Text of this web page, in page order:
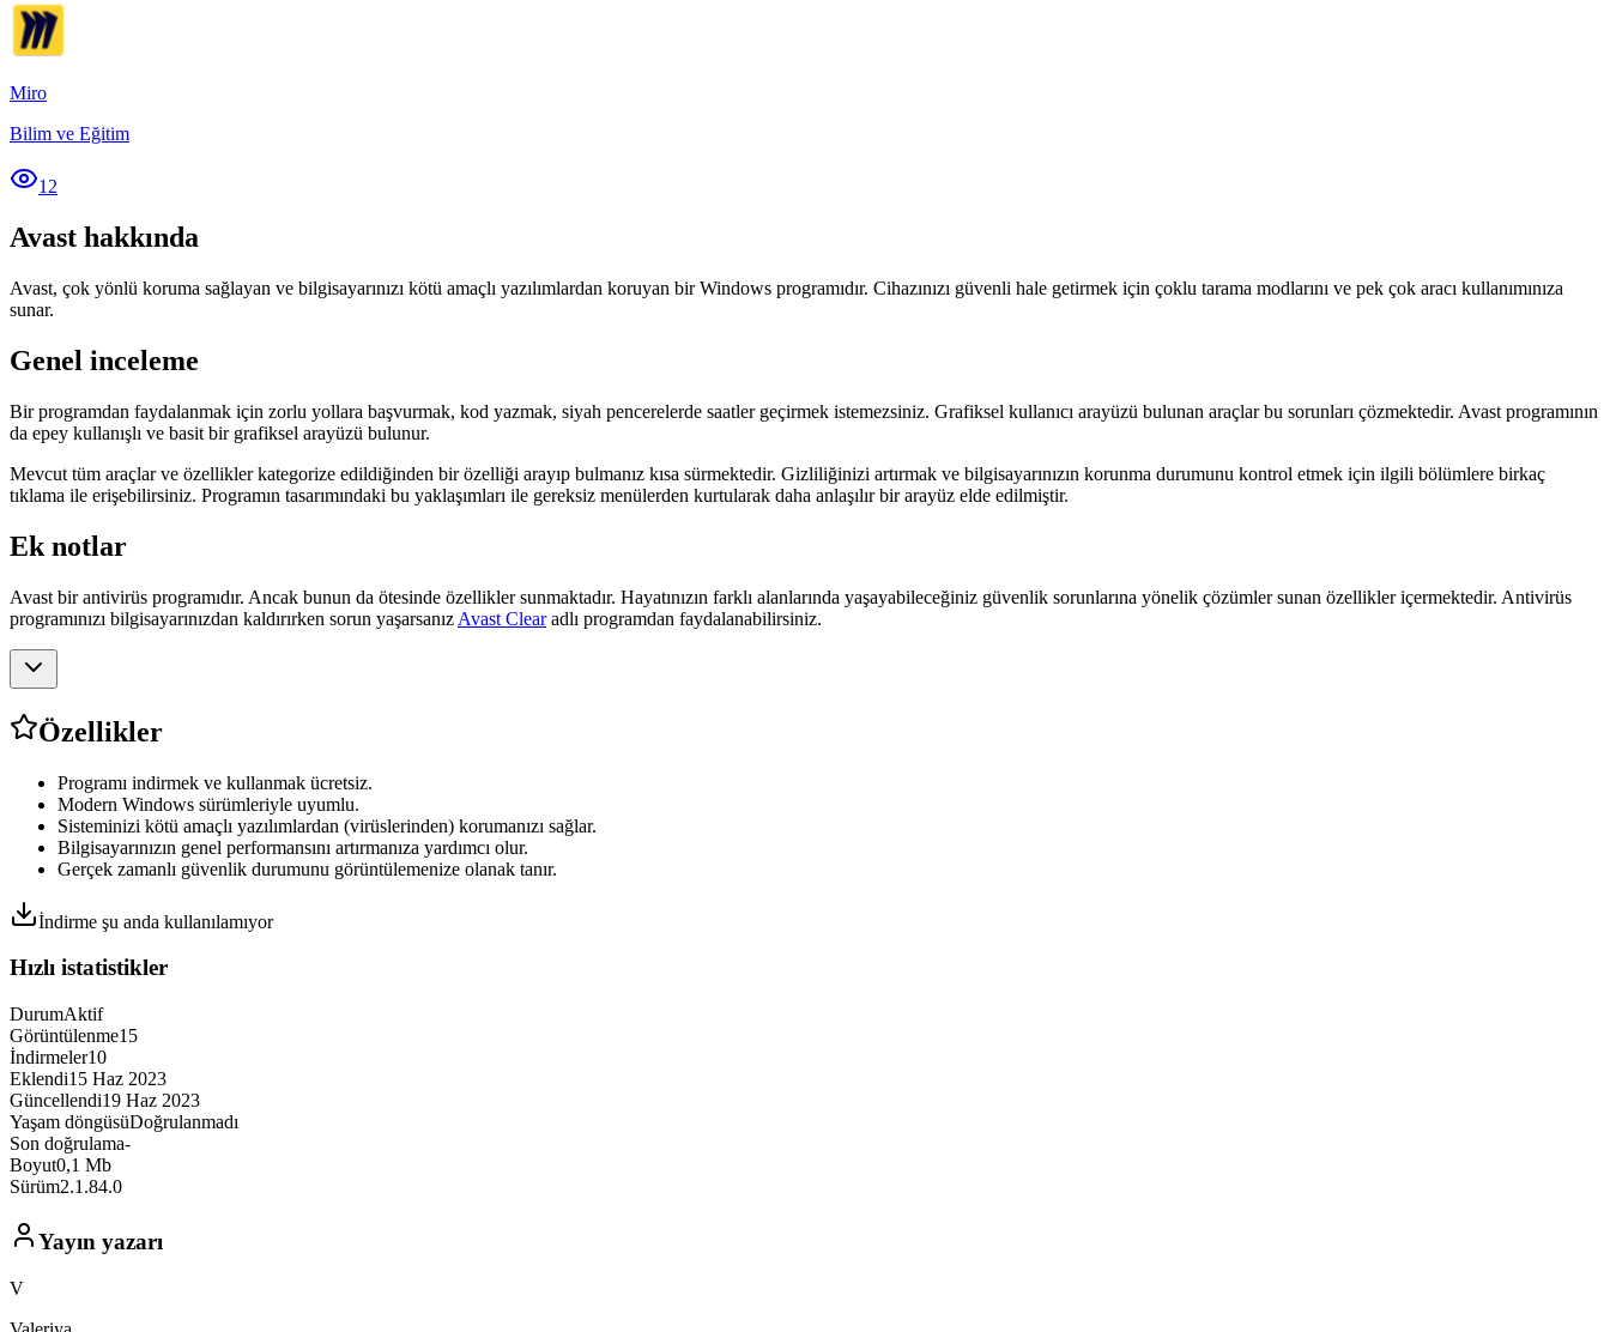
Miro
Bilim ve Eğitim
12
Avast hakkında
Avast, çok yönlü koruma sağlayan ve bilgisayarınızı kötü amaçlı yazılımlardan koruyan bir Windows programıdır. Cihazınızı güvenli hale getirmek için çoklu tarama modlarını ve pek çok aracı kullanımınıza
sunar.
Genel inceleme
Bir programdan faydalanmak için zorlu yollara başvurmak, kod yazmak, siyah pencerelerde saatler geçirmek istemezsiniz. Grafiksel kullanıcı arayüzü bulunan araçlar bu sorunları çözmektedir. Avast programının
da epey kullanışlı ve basit bir grafiksel arayüzü bulunur.
Mevcut tüm araçlar ve özellikler kategorize edildiğinden bir özelliği arayıp bulmanız kısa sürmektedir. Gizliliğinizi artırmak ve bilgisayarınızın korunma durumunu kontrol etmek için ilgili bölümlere birkaç
tıklama ile erişebilirsiniz. Programın tasarımındaki bu yaklaşımları ile gereksiz menülerden kurtularak daha anlaşılır bir arayüz elde edilmiştir.
Ek notlar
Avast bir antivirüs programıdır. Ancak bunun da ötesinde özellikler sunmaktadır. Hayatınızın farklı alanlarında yaşayabileceğiniz güvenlik sorunlarına yönelik çözümler sunan özellikler içermektedir. Antivirüs
programınızı bilgisayarınızdan kaldırırken sorun yaşarsanız Avast Clearadlı programdan faydalanabilirsiniz.
Özellikler
Programı indirmek ve kullanmak ücretsiz.
Modern Windows sürümleriyle uyumlu.
Sisteminizi kötü amaçlı yazılımlardan (virüslerinden) korumanızı sağlar.
Bilgisayarınızın genel performansını artırmanıza yardımcı olur.
Gerçek zamanlı güvenlik durumunu görüntülemenize olanak tanır.
İndirme şu anda kullanılamıyor
Hızlı istatistikler
DurumAktif
Görüntülenme15
İndirmeler10
Eklendi15 Haz 2023
Güncellendi19 Haz 2023
Yaşam döngüsüDoğrulanmadı
Son doğrulama-
Boyut0,1 Mb
Sürüm2.1.84.0
Yayın yazarı
V